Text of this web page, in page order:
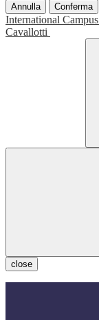
Annulla Conferma
International Campus
Cavallotti
close